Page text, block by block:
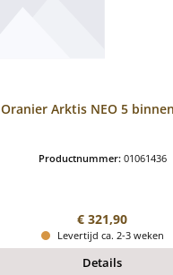
Oranier Arktis NEO 5
Productnummer: 01061436
Normale prijs:
€ 321,90
Levertijd ca. 2-3 weken
Details